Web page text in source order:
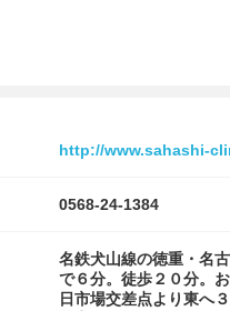
http://www.sahashi-
0568-24-1384
名鉄犬山線の徳重・名
で６分。徒歩２０分。
日市場交差点より東へ